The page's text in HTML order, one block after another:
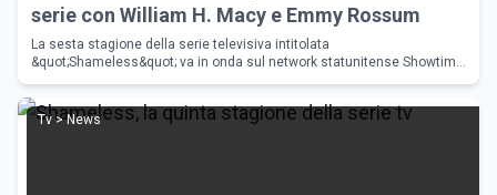
serie con William H. Macy e Emmy Rossum
La sesta stagione della serie televisiva intitolata
&quot;Shameless&quot; va in onda sul network statunitense Showtime
Tv > News